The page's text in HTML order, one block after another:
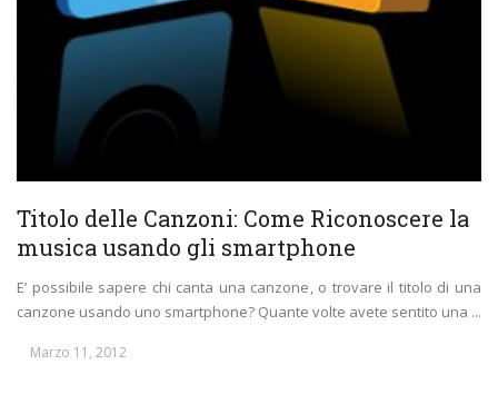
Titolo delle Canzoni: Come Riconoscere la
musica usando gli smartphone
E’ possibile sapere chi canta una canzone, o trovare il titolo di una
canzone usando uno smartphone? Quante volte avete sentito una ...
Marzo 11, 2012